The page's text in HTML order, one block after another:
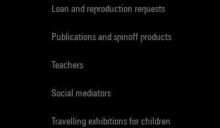
Loan and reproduction requests
Publications and spinoff products
Teachers
Social mediators
Travelling exhibitions for children